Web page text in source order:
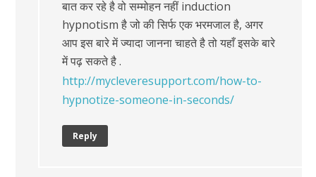
बात कर रहे है वो सम्मोहन नहीं induction
hypnotism है जो की सिर्फ एक भरमजाल है, अगर
आप इस बारे में ज्यादा जानना चाहते है तो यहाँ इसके बारे
में पढ़ सकते है .
http://mycleveresupport.com/how-to-
hypnotize-someone-in-seconds/
Reply